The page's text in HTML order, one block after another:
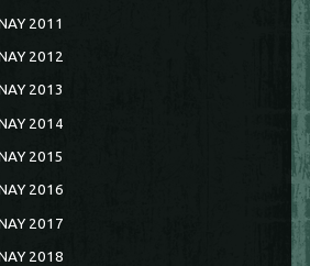
2011
2012
2013
2014
2015
2016
2017
2018